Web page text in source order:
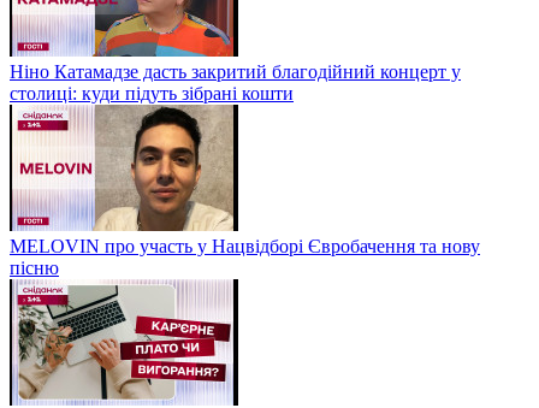
Ніно Катамадзе дасть закритий благодійний концерт у
столиці: куди підуть зібрані кошти
MELOVIN про участь у Нацвідборі Євробачення та нову
пісню